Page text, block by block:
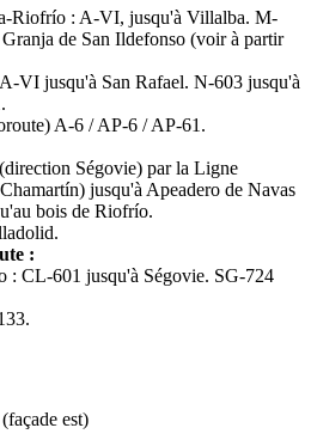
Riofrío : A-VI, jusqu'à Villalba. M-
de San Ildefonso (voir à partir
VI jusqu'à San Rafael. N-603 jusqu'à
A-6 / AP-6 / AP-61.
Ségovie) par la Ligne
jusqu'à Apeadero de Navas
bois de Riofrío.
:
: CL-601 jusqu'à Ségovie. SG-724
est)